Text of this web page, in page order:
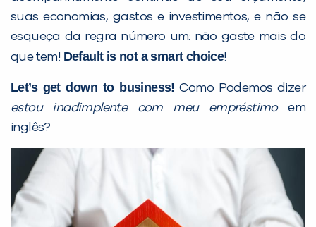
suas economias, gastos e investimentos, e não se
esqueça da regra número um: não gaste mais do
que tem! Default is not a smart choice!
Let’s get down to business! Como Podemos dizer
estou inadimplente com meu empréstimoem
inglês?